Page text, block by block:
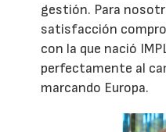
gestión. Para
satisfacción
con la que nació
perfectamente al
marcando Europa.